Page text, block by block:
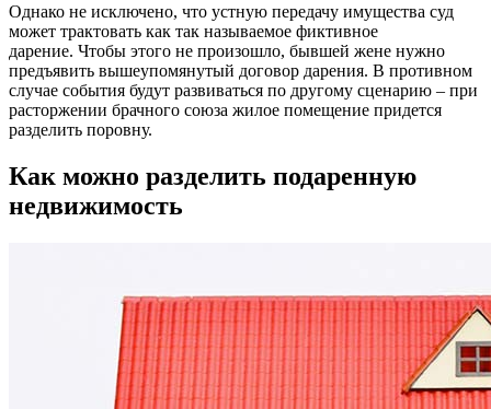
Однако не исключено, что устную передачу имущества суд
может трактовать как так называемое фиктивное
дарение. Чтобы этого не произошло, бывшей жене нужно
предъявить вышеупомянутый договор дарения. В противном
случае события будут развиваться по другому сценарию – при
расторжении брачного союза жилое помещение придется
разделить поровну.
Как можно разделить подаренную
недвижимость